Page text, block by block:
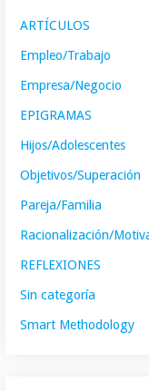
ARTÍCULOS
Empleo/Trabajo
Empresa/Negocio
EPIGRAMAS
Hijos/Adolescentes
Objetivos/Superación
Pareja/Familia
Racionalización/
REFLEXIONES
Sin categoría
Smart Methodology